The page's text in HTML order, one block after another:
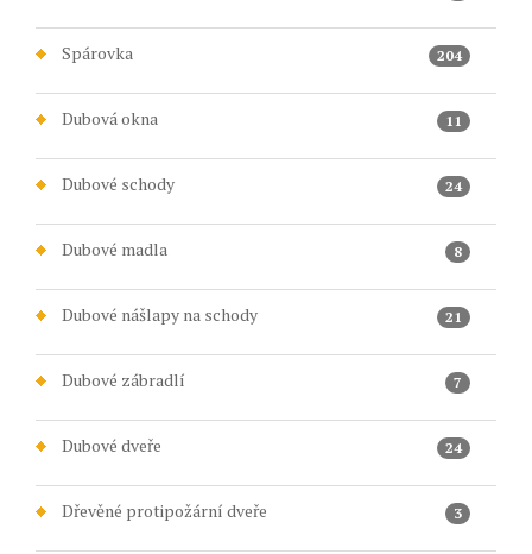
Spárovka 204
Dubová okna 11
Dubové schody 24
Dubové madla 8
Dubové nášlapy na schody 21
Dubové zábradlí 7
Dubové dveře 24
Dřevěné protipožární dveře 3